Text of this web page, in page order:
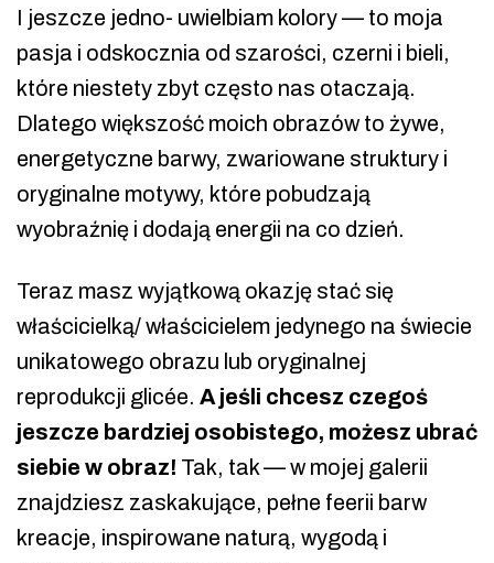
I jeszcze jedno- uwielbiam kolory — to moja
pasja i odskocznia od szarości, czerni i bieli,
które niestety zbyt często nas otaczają.
Dlatego większość moich obrazów to żywe,
energetyczne barwy, zwariowane struktury i
oryginalne motywy, które pobudzają
wyobraźnię i dodają energii na co dzień.
Teraz masz wyjątkową okazję stać się
właścicielką/ właścicielem jedynego na świecie
unikatowego obrazu lub oryginalnej
reprodukcji glicée. A jeśli chcesz czegoś
jeszcze bardziej osobistego, możesz ubrać
siebie w obraz! Tak, tak — w mojej galerii
znajdziesz zaskakujące, pełne feerii barw
kreacje, inspirowane naturą, wygodą i